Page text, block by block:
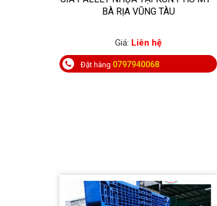
BÀ RỊA VŨNG TÀU
Giá: Liên hệ
Đặt hàng 0797940068